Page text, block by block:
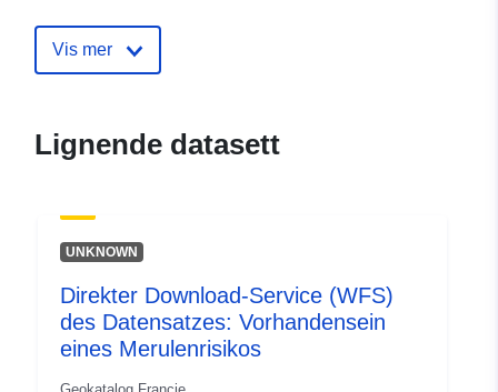
cea44d3898fb
Type:
Ressurs:
http://inspire.ec.europa.eu/
codelist/SpatialDataServiceType/
Vis mer
Lignende datasett
UNKNOWN
Direkter Download-Service (WFS)
des Datensatzes: Vorhandensein
eines Merulenrisikos